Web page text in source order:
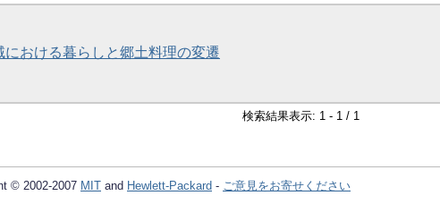
における暮らしと郷土料理の変遷
検索結果表示: 1 - 1 / 1
© 2002-2007 MIT and Hewlett-Packard - ご意見をお寄せください